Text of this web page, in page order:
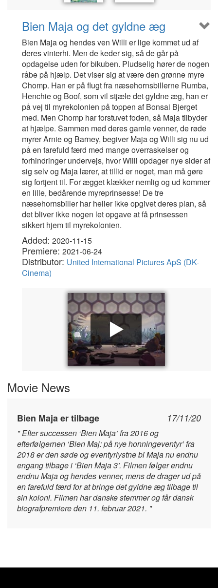
Bien Maja og det gyldne æg
Bien Maja og hendes ven Willi er lige kommet ud af
deres vinterhi. Men de keder sig, så de går på
opdagelse uden for bikuben. Pludselig hører de nogen
råbe på hjælp. Det viser sig at være den grønne myre
Chomp. Han er på flugt fra næsehornsbillerne Rumba,
Henchie og Boof, som vil stjæle det gyldne æg, han er
på vej til myrekolonien på toppen af Bonsai Bjerget
med. Men Chomp har forstuvet foden, så Maja tilbyder
at hjælpe. Sammen med deres gamle venner, de røde
myrer Arnie og Barney, begiver Maja og Willi sig nu ud
på en farefuld færd med mange overraskelser og
forhindringer undervejs, hvor Willi opdager nye sider af
sig selv og Maja lærer, at tillid er noget, man må gøre
sig fortjent til. For ægget klækker nemlig og ud kommer
en lille, bedårende myreprinsesse! De tre
næsehornsbiller har heller ikke opgivet deres plan, så
det bliver ikke nogen let opgave at få prinsessen
sikkert hjem til myrekolonien.
Added: 2020-11-15
Premiere: 2021-06-24
Distributor: United International Pictures ApS (DK-
Cinema)
Movie News
17/11/20
Bien Maja er tilbage
" Efter successen ‘Bien Maja’ fra 2016 og
efterfølgernen ‘Bien Maj: på nye honningeventyr’ fra
2018 er den søde og eventyrlystne bi Maja nu endnu
engang tilbage i ‘Bien Maja 3’. Filmen følger endnu
endnu Maja og hendes venner, mens de drager ud på
en farefuld færd for at bringe det gyldne æg tilbage til
sin koloni. Filmen har danske stemmer og får dansk
biografpremiere den 11. februar 2021. "